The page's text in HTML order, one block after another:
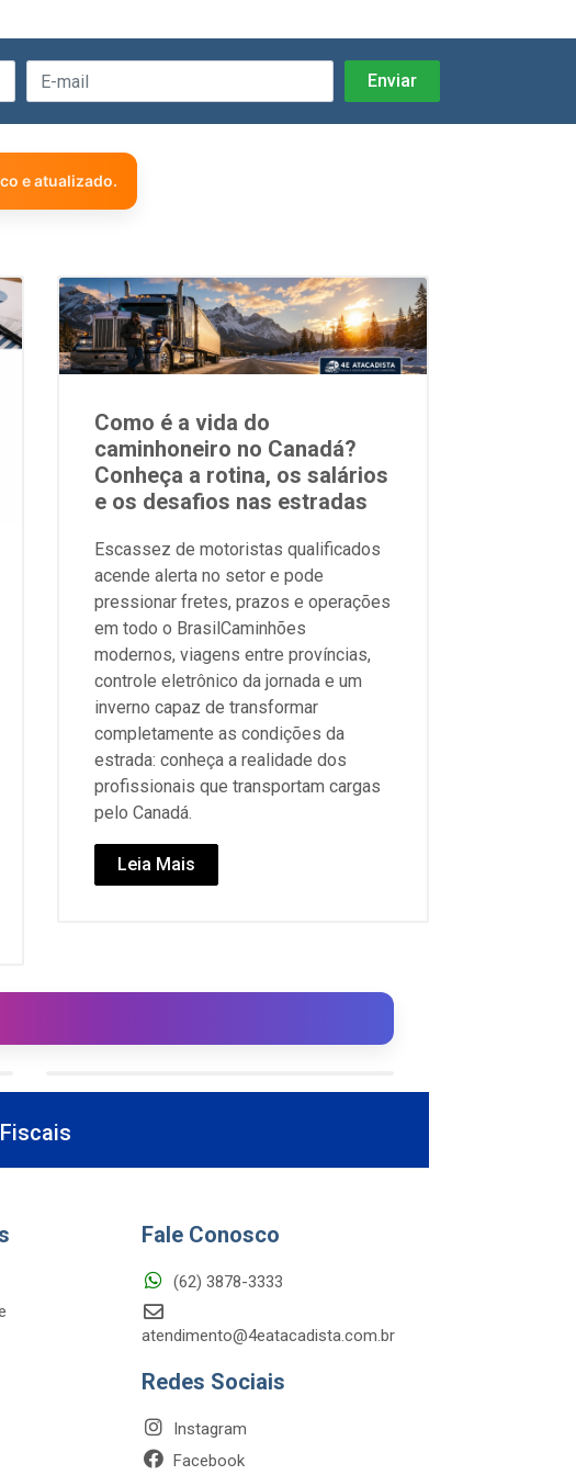
e atualizado.
Como é a vida do
caminhoneiro no Canadá?
Conheça a rotina, os salários
e os desafios nas estradas
Escassez de motoristas qualificados
acende alerta no setor e pode
pressionar fretes, prazos e operações
em todo o BrasilCaminhões
modernos, viagens entre províncias,
controle eletrônico da jornada e um
inverno capaz de transformar
completamente as condições da
estrada: conheça a realidade dos
profissionais que transportam cargas
pelo Canadá.
Leia Mais
Fale Conosco
(62) 3878-3333
atendimento@4eatacadista.com.br
Redes Sociais
Instagram
Facebook